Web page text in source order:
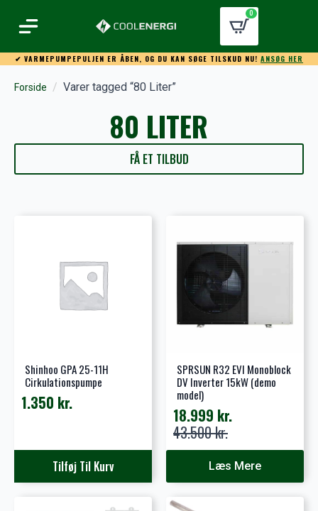
0
✔ VARMEPUMPEPULJEN ER ÅBEN, OG DU KAN SØGE TILSKUD NU! ANSØG HER
Forside Varer tagged “80 Liter”
80 LITER
FÅ ET TILBUD
Shinhoo GPA 25-11H
Cirkulationspumpe
1.350 kr.
Tilføj Til Kurv
SPRSUN R32 EVI Monoblock
DV Inverter 15kW (demo
model)
43.500kr.
Den
oprindelige
var:
43.500 kr..
18.999 kr.
Den
aktuelle
er:
18.999 kr..
Læs Mere